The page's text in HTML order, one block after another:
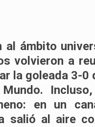
ámbito
volvieron a
la goleada 3-0
en un
salió al aire